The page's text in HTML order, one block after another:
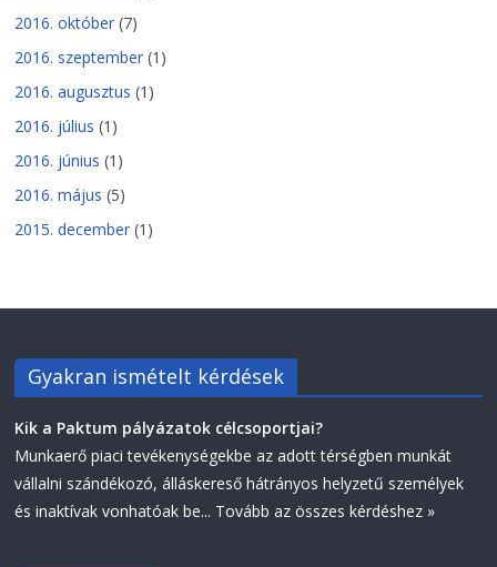
2016. október (7)
2016. szeptember (1)
2016. augusztus (1)
2016. július (1)
2016. június (1)
2016. május (5)
2015. december (1)
Gyakran ismételt kérdések
Kik a Paktum pályázatok célcsoportjai?
Munkaerő piaci tevékenységekbe az adott térségben munkát
vállalni szándékozó, álláskereső hátrányos helyzetű személyek
és inaktívak vonhatóak be... Tovább az összes kérdéshez »